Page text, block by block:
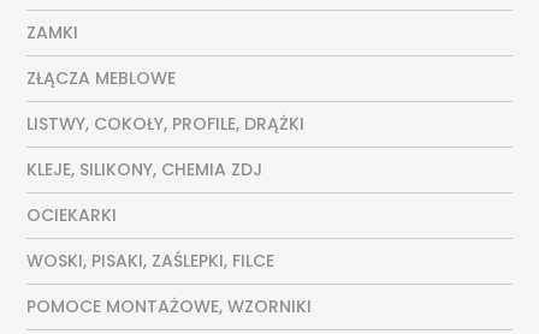
ZAMKI
ZŁĄCZA MEBLOWE
LISTWY, COKOŁY, PROFILE, DRĄŻKI
KLEJE, SILIKONY, CHEMIA ZDJ
OCIEKARKI
WOSKI, PISAKI, ZAŚLEPKI, FILCE
POMOCE MONTAŻOWE, WZORNIKI